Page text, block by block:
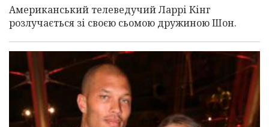
Американський телеведучий Ларрі Кінг
розлучається зі своєю сьомою дружиною Шон.